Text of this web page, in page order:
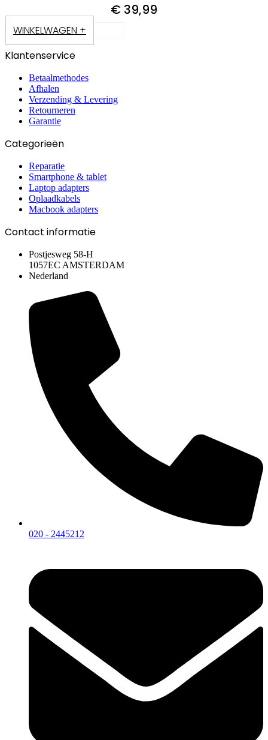
€ 39,99
WINKELWAGEN +
Klantenservice
Betaalmethodes
Afhalen
Verzending & Levering
Retourneren
Garantie
Categorieën
Reparatie
Smartphone & tablet
Laptop adapters
Oplaadkabels
Macbook adapters
Contact informatie
Postjesweg 58-H
1057EC AMSTERDAM
Nederland
020 - 2445212